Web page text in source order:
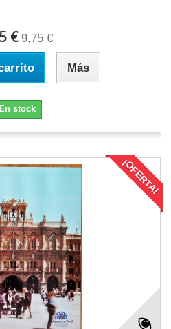
€ 9,75 €
Más
En stock
¡OFERTA!